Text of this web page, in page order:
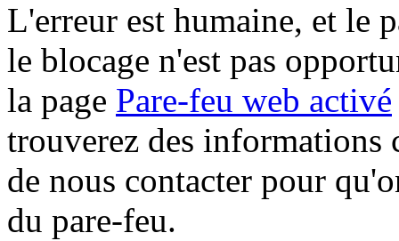
L'erreur est humaine, et le
le blocage n'est pas
la page Pare-feu web activé
trouverez des informations
de nous contacter pour
du pare-feu.